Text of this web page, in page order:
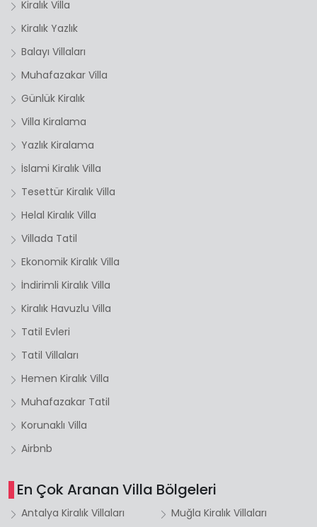
Kiralık Villa
Kiralık Yazlık
Balayı Villaları
Muhafazakar Villa
Günlük Kiralık
Villa Kiralama
Yazlık Kiralama
İslami Kiralık Villa
Tesettür Kiralık Villa
Helal Kiralık Villa
Villada Tatil
Ekonomik Kiralık Villa
İndirimli Kiralık Villa
Kiralık Havuzlu Villa
Tatil Evleri
Tatil Villaları
Hemen Kiralık Villa
Muhafazakar Tatil
Korunaklı Villa
Airbnb
En Çok Aranan Villa Bölgeleri
Antalya Kiralık Villaları
Muğla Kiralık Villaları